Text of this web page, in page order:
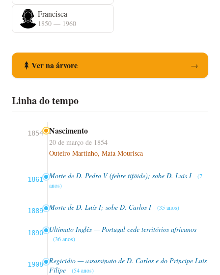
Francisca
1850 — 1960
Ver na árvore →
Linha do tempo
1854 Nascimento
20 de março de 1854
Outeiro Martinho, Mata Mourisca
1861 Morte de D. Pedro V (febre tifóide); sobe D. Luís I
(7
anos)
1889 Morte de D. Luís I; sobe D. Carlos I (35 anos)
1890 Ultimato Inglês — Portugal cede territórios africanos
(36 anos)
1908
Regicídio — assassinato de D. Carlos e do Príncipe Luís
Filipe
(54 anos)